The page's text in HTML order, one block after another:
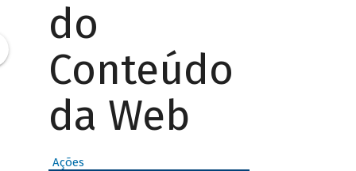
do
Conteúdo
da Web
Ações